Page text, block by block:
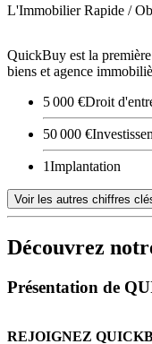
L'Immobilier Rapide /
QuickBuy est la
biens et agence
5 000 €Droit
50 000 €
1Implantation
Voir les autres chiffres
Découvrez
Présentation de
REJOIGNEZ